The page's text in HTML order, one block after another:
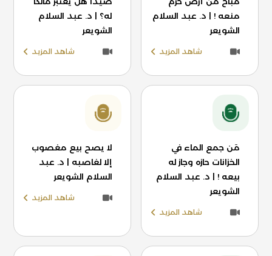
منعه ! | د. عبد السلام
الشويعر
شاهد المزيد
له؟ | د. عبد السلام
الشويعر
شاهد المزيد
مَن جمع الماء في
الخزانات حازه وجاز له
بيعه ! | د. عبد السلام
الشويعر
شاهد المزيد
لا يصح بيع مغصوب
إلا لغاصبه | د. عبد
السلام الشويعر
شاهد المزيد